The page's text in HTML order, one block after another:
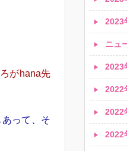
がhana先
って、そ
2023
ニュ
2023
2022
2022
2022